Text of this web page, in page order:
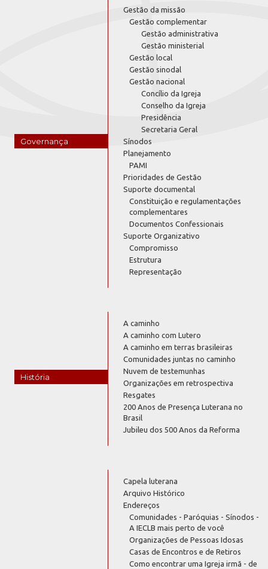
Governança
Gestão da missão
Gestão complementar
Gestão administrativa
Gestão ministerial
Gestão local
Gestão sinodal
Gestão nacional
Concílio da Igreja
Conselho da Igreja
Presidência
Secretaria Geral
Sínodos
Planejamento
PAMI
Prioridades de Gestão
Suporte documental
Constituição e regulamentações
complementares
Documentos Confessionais
Suporte Organizativo
Compromisso
Estrutura
Representação
História
A caminho
A caminho com Lutero
A caminho em terras brasileiras
Comunidades juntas no caminho
Nuvem de testemunhas
Organizações em retrospectiva
Resgates
200 Anos de Presença Luterana no
Brasil
Jubileu dos 500 Anos da Reforma
Capela luterana
Arquivo Histórico
Endereços
Comunidades - Paróquias - Sínodos -
A IECLB mais perto de você
Organizações de Pessoas Idosas
Casas de Encontros e de Retiros
Como encontrar uma Igreja irmã - de